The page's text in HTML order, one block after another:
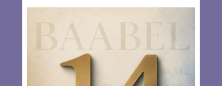
septembrie, militarii Diviziei de Infanterie Acqui au refuzat
Kefalonia. Ultimii apărători s-au predat abia după ce au
rămas fără muniție. În total, 1.315 italieni au fost uciși în
luptă, 5.155 au fost executați, iar alți aproximativ 3.000 și-
au pierdut viața după ce navele germane care îi
transportau spre lagărele de concentrare au fost
Read more…